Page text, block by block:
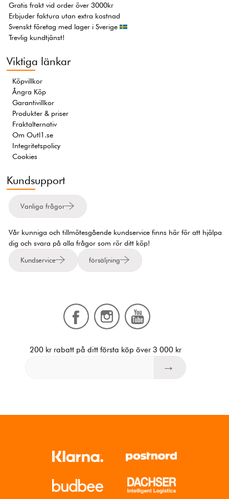
Gratis frakt vid order över 3000kr
Erbjuder faktura utan extra kostnad
Svenskt företag med lager i Sverige
Trevlig kundtjänst!
Viktiga länkar
Köpvillkor
Ångra Köp
Garantivillkor
Produkter & priser
Fraktalternativ
Om Outl1.se
Integritetspolicy
Cookies
Kundsupport
Vanliga frågor
Vår kunniga och tillmötesgående kundservice finns här för att hjälpa
dig och svara på alla frågor som rör ditt köp!
Kundservice försäljning
200 kr rabatt på ditt första köp över 3 000 kr